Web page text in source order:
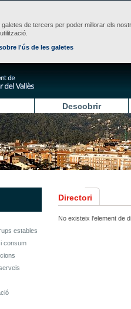
galetes de tercers per poder millorar els
l'ús de les galetes
Descobrir
estables
consum
Directori
No existeix l'element de